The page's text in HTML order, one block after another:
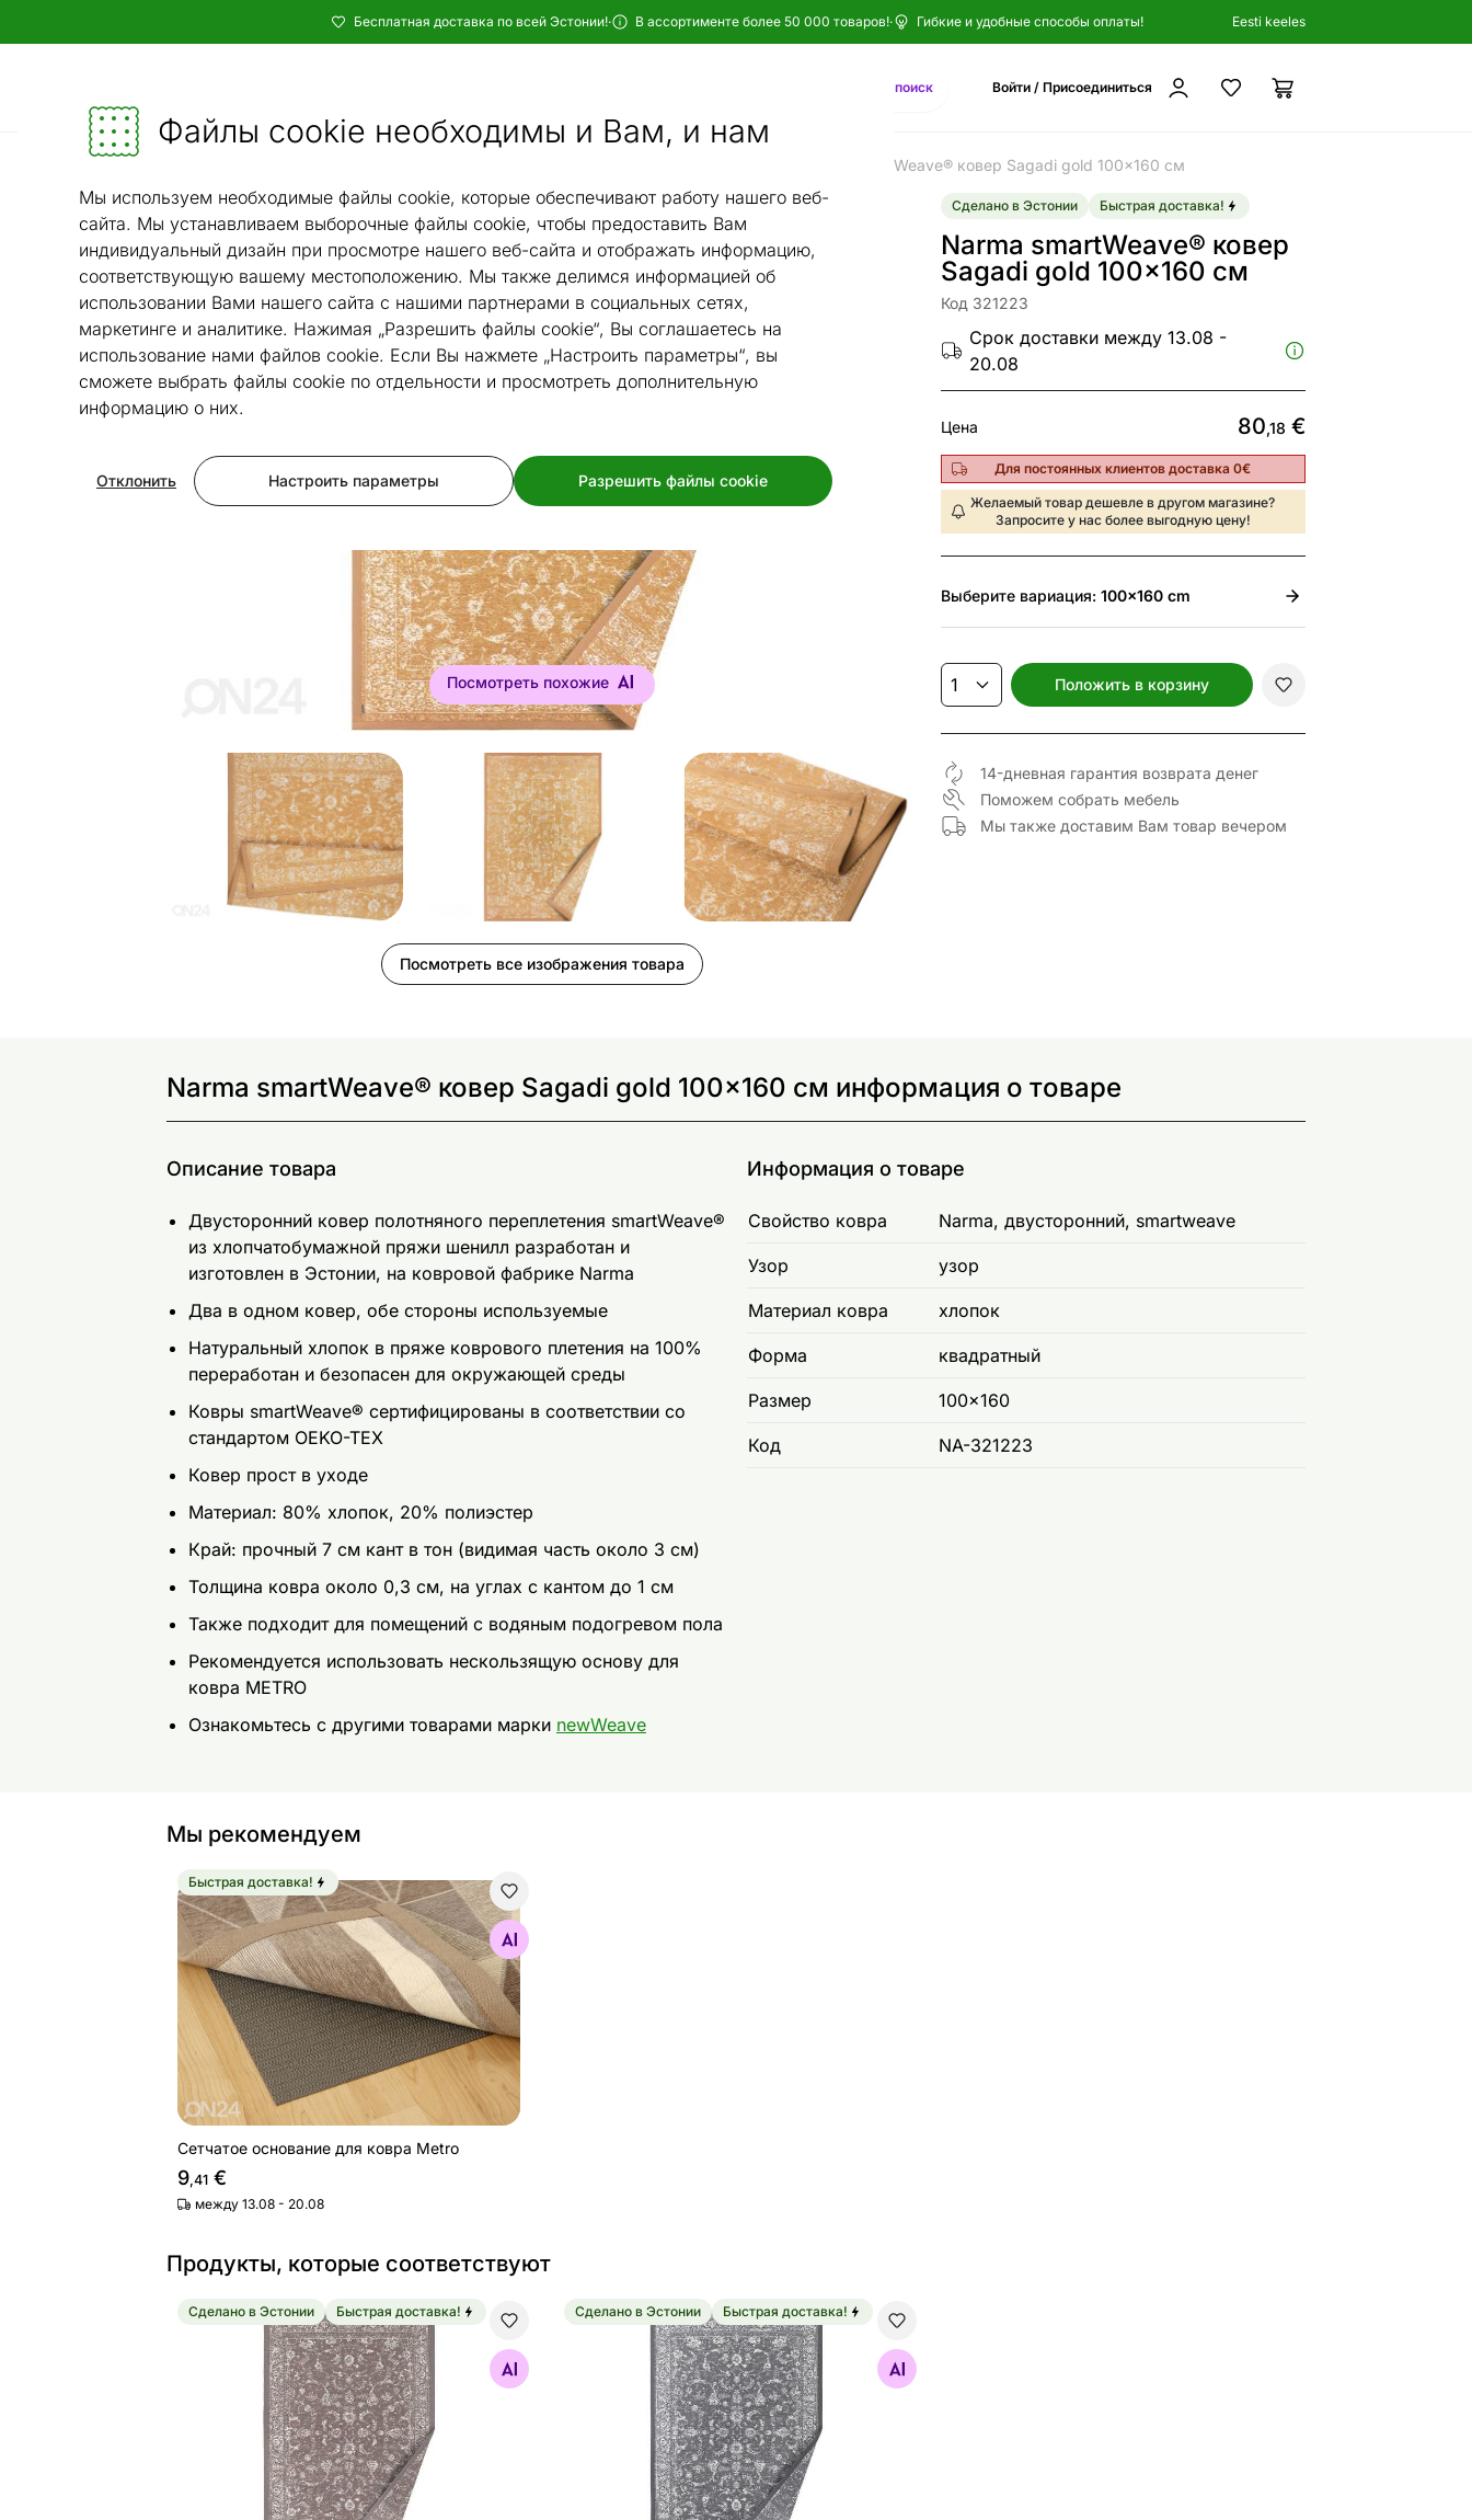
Файлы cookie необходимы и Вам, и нам
Мы используем необходимые файлы cookie, которые обеспечивают работу нашего веб-
сайта. Мы устанавливаем выборочные файлы cookie, чтобы предоставить Вам
индивидуальный дизайн при просмотре нашего веб-сайта и отображать информацию,
соответствующую вашему местоположению. Мы также делимся информацией об
использовании Вами нашего сайта с нашими партнерами в социальных сетях,
маркетинге и аналитике. Нажимая „Разрешить файлы cookie“, Вы соглашаетесь на
использование нами файлов cookie. Если Вы нажмете „Настроить параметры“, вы
сможете выбрать файлы cookie по отдельности и просмотреть дополнительную
информацию о них.
Настроить параметры Разрешить файлы cookie
Отклонить
Бесплатная доставка по всей Эстонии!· В ассортименте более 50 000 товаров!· Гибкие и удобные способы оплаты! Eesti keeles
Мебель и убранство - ON24
AI-поиск Войти / Присоединиться
Narma smartWeave® ковер Sagadi gold 100x160 см
Посмотреть похожие
Посмотреть все изображения товара
Сделано в Эстонии Быстрая доставка!
Narma smartWeave® ковер
Sagadi gold 100x160 см
Код 321223
Срок доставки между 13.08 -
20.08
Цена 80,18 €
Для постоянных клиентов доставка 0€
Желаемый товар дешевле в другом магазине?
Запросите у нас более выгодную цену!
Выберите вариация: 100x160 cm
Положить в корзину
14-дневная гарантия возврата денег
Поможем собрать мебель
Мы также доставим Вам товар вечером
Narma smartWeave® ковер Sagadi gold 100x160 см информация о товаре
Описание товара
Двусторонний ковер полотняного переплетения smartWeave®
из хлопчатобумажной пряжи шенилл разработан и
изготовлен в Эстонии, на ковровой фабрике Narma
Два в одном ковер, обе стороны используемые
Натуральный хлопок в пряже коврового плетения на 100%
переработан и безопасен для окружающей среды
Ковры smartWeave® сертифицированы в соответствии со
стандартом OEKO-TEX
Ковер прост в уходе
Материал: 80% хлопок, 20% полиэстер
Край: прочный 7 см кант в тон (видимая часть около 3 см)
Толщина ковра около 0,3 см, на углах с кантом до 1 см
Также подходит для помещений с водяным подогревом пола
Рекомендуется использовать нескользящую основу для
ковра METRO
Ознакомьтесь с другими товарами марки newWeave
Информация о товаре
Свойство ковра Narma, двусторонний, smartweave
Узор узор
Материал ковра хлопок
Форма квадратный
Размер 100x160
Код NA-321223
Мы рекомендуем
Сетчатое основание для ковра Metro
Найдите похожие
Быстрая доставка!
Сетчатое основание для ковра Metro
9,41 €
между 13.08 - 20.08
Продукты, которые соответствуют
Narma smartWeave® ковер Sagadi linen 70x140 см
Найдите похожие
Сделано в Эстонии Быстрая доставка!
Narma smartWeave® ковер Sagadi grey 70x140 см
Найдите похожие
Сделано в Эстонии Быстрая доставка!